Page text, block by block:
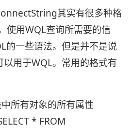
其实有很多种格
使用WQL查询所需要的信
的一些语法。但是并不是说
以用于WQL。常用的格式有
中所有对象的所有属性
* FROM